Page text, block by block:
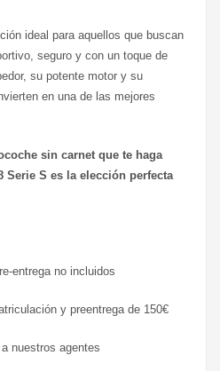
ideal para aquellos que buscan
seguro y con un toque de
su potente motor y su
en una de las mejores
sin carnet que te haga
Serie S es la elección perfecta
entrega no incluidos
y preentrega de 150€
nuestros agentes